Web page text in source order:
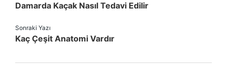
Damarda Kaçak Nasıl Tedavi Edilir
Sonraki Yazı
Kaç Çeşit Anatomi Vardır